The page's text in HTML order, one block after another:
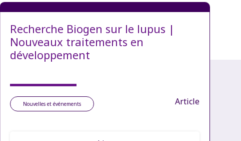
Recherche Biogen sur le lupus |
Nouveaux traitements en
développement
Nouvelles et événements Article